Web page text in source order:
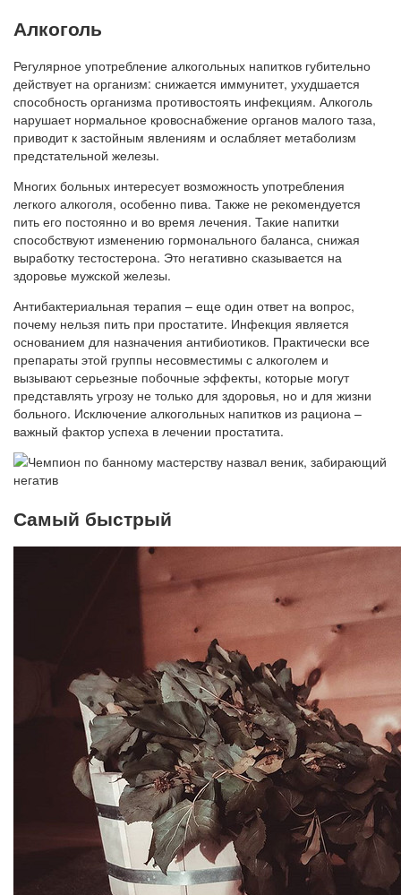
Алкоголь
Регулярное употребление алкогольных напитков губительно
действует на организм: снижается иммунитет, ухудшается
способность организма противостоять инфекциям. Алкоголь
нарушает нормальное кровоснабжение органов малого таза,
приводит к застойным явлениям и ослабляет метаболизм
предстательной железы.
Многих больных интересует возможность употребления
легкого алкоголя, особенно пива. Также не рекомендуется
пить его постоянно и во время лечения. Такие напитки
способствуют изменению гормонального баланса, снижая
выработку тестостерона. Это негативно сказывается на
здоровье мужской железы.
Антибактериальная терапия – еще один ответ на вопрос,
почему нельзя пить при простатите. Инфекция является
основанием для назначения антибиотиков. Практически все
препараты этой группы несовместимы с алкоголем и
вызывают серьезные побочные эффекты, которые могут
представлять угрозу не только для здоровья, но и для жизни
больного. Исключение алкогольных напитков из рациона –
важный фактор успеха в лечении простатита.
Самый быстрый